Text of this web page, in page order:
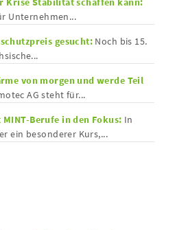
Unternehmen...
gesucht: Noch bis 15.
von morgen und werde Teil
AG steht für...
Berufe in den Fokus: In
ein besonderer Kurs,...